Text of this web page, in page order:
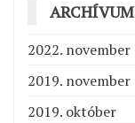
ARCHÍVUM
2022. november
2019. november
2019. október